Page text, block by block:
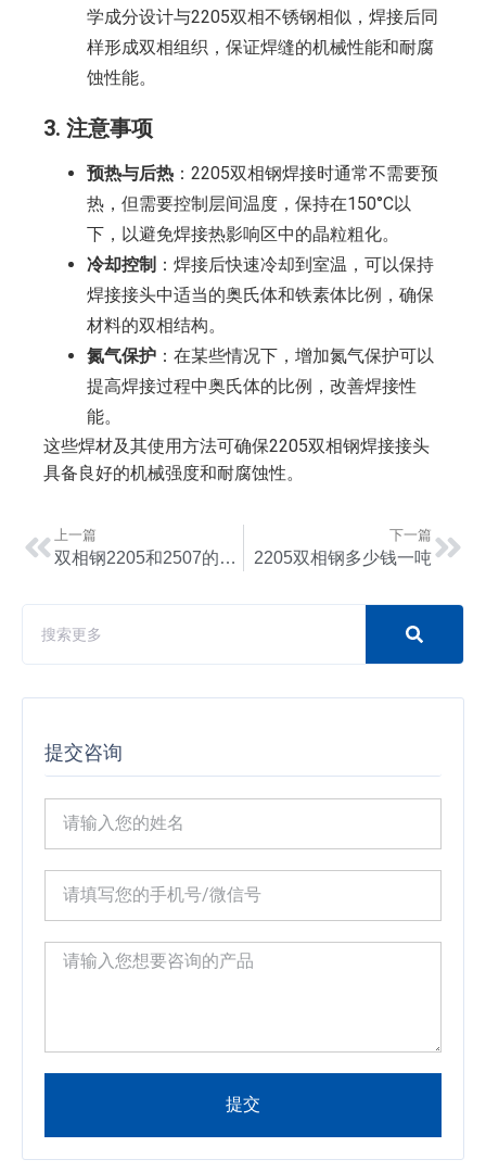
学成分设计与2205双相不锈钢相似，焊接后同
样形成双相组织，保证焊缝的机械性能和耐腐
蚀性能。
3. 注意事项
预热与后热 ：2205双相钢焊接时通常不需要预
热，但需要控制层间温度，保持在150°C以
下，以避免焊接热影响区中的晶粒粗化。
冷却控制 ：焊接后快速冷却到室温，可以保持
焊接接头中适当的奥氏体和铁素体比例，确保
材料的双相结构。
氮气保护 ：在某些情况下，增加氮气保护可以
提高焊接过程中奥氏体的比例，改善焊接性
能。
这些焊材及其使用方法可确保2205双相钢焊接接头
具备良好的机械强度和耐腐蚀性。
上一篇
双相钢2205和2507的区别
下一篇
2205双相钢多少钱一吨
提交咨询
提交